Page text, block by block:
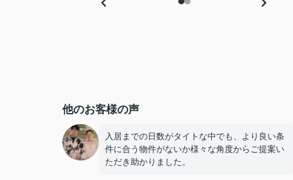
他のお客様の声
入居までの日数がタイトな中でも、より良い条
件に合う物件がないか様々な角度からご提案い
ただき助かりました。